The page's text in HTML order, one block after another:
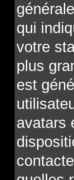
qui
votre
plus
est
avatars